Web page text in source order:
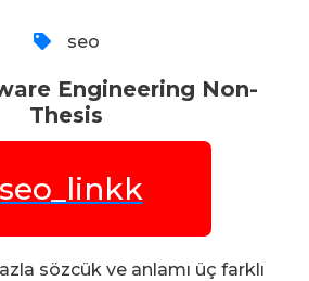
seo
Engineering Non-
Thesis
seo_linkk
sözcük ve anlamı üç farklı